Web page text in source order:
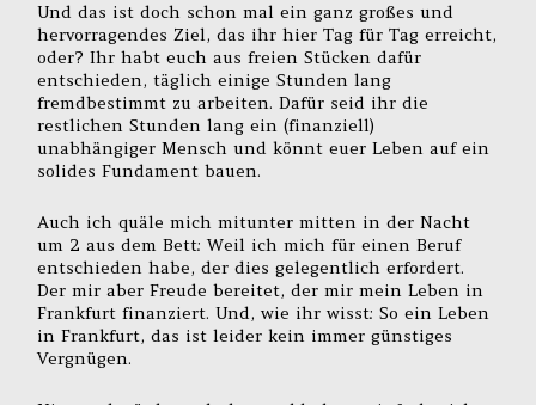
Und das ist doch schon mal ein ganz großes und
hervorragendes Ziel, das ihr hier Tag für Tag erreicht,
oder? Ihr habt euch aus freien Stücken dafür
entschieden, täglich einige Stunden lang
fremdbestimmt zu arbeiten. Dafür seid ihr die
restlichen Stunden lang ein (finanziell)
unabhängiger Mensch und könnt euer Leben auf ein
solides Fundament bauen.
Auch ich quäle mich mitunter mitten in der Nacht
um 2 aus dem Bett: Weil ich mich für einen Beruf
entschieden habe, der dies gelegentlich erfordert.
Der mir aber Freude bereitet, der mir mein Leben in
Frankfurt finanziert. Und, wie ihr wisst: So ein Leben
in Frankfurt, das ist leider kein immer günstiges
Vergnügen.